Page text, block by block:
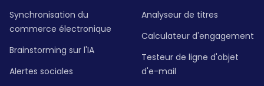
Synchronisation du
commerce électronique
Brainstorming sur l'IA
Alertes sociales
Analyseur de titres
Calculateur d'engagement
Testeur de ligne d'objet
d'e-mail